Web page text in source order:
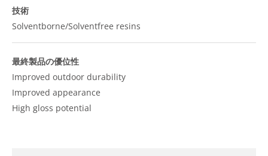
技術
Solventborne/Solventfree resins
最終製品の優位性
Improved outdoor durability
Improved appearance
High gloss potential